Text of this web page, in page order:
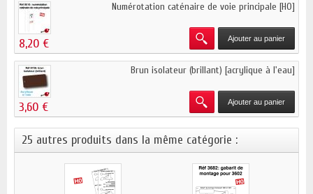
Numérotation caténaire de voie principale [HO]
8,20 € Ajouter au panier
Brun isolateur (brillant) [acrylique à l'eau]
3,60 € Ajouter au panier
25 autres produits dans la même catégorie :